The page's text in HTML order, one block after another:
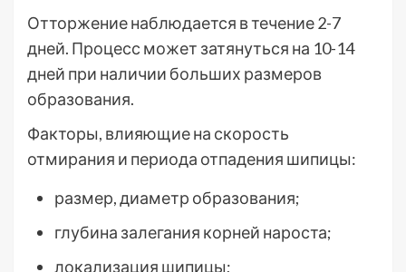
Отторжение наблюдается в течение 2-7
дней. Процесс может затянуться на 10-14
дней при наличии больших размеров
образования.
Факторы, влияющие на скорость
отмирания и периода отпадения шипицы:
размер, диаметр образования;
глубина залегания корней нароста;
локализация шипицы;